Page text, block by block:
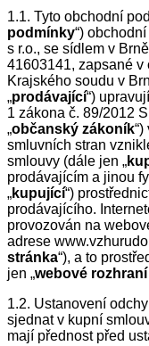
1.1. Tyto obchodní
podmínky“)
s r.o., se sídlem v
41603141, zapsané v
Krajského soudu v
„prodávající“)
1 zákona č. 89/2012
„občanský zákoník
smluvních stran
smlouvy (dále jen „
prodávajícím a jinou
„kupující“)
prodávajícího.
provozován na
adrese
stránka“), a to
jen „webové
1.2. Ustanovení
sjednat v kupní
mají přednost před